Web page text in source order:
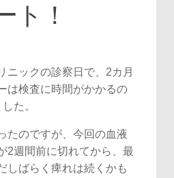
ト！
ニックの診察日で、2カ月
は検査に時間がかかるの
た。
たのですが、今回の血液
2週間前に切れてから、最
しばらく痺れは続くかも